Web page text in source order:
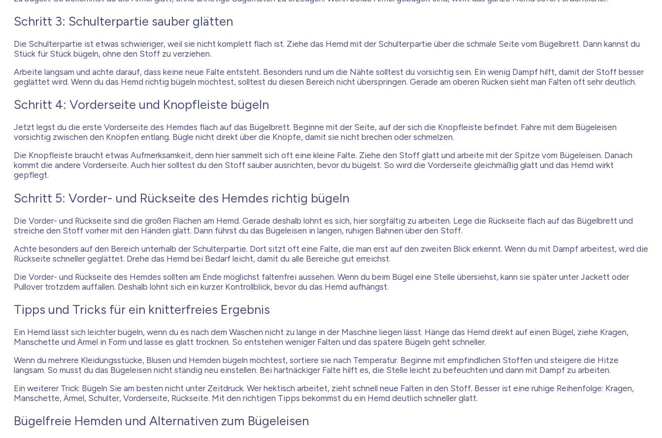
Schritt 3: Schulterpartie sauber glätten
Die Schulterpartie ist etwas schwieriger, weil sie nicht komplett flach ist. Ziehe das Hemd mit der Schulterpartie über die schmale Seite vom Bügelbrett. Dann kannst du
Stück für Stück bügeln, ohne den Stoff zu verziehen.
Arbeite langsam und achte darauf, dass keine neue Falte entsteht. Besonders rund um die Nähte solltest du vorsichtig sein. Ein wenig Dampf hilft, damit der Stoff besser
geglättet wird. Wenn du das Hemd richtig bügeln möchtest, solltest du diesen Bereich nicht überspringen. Gerade am oberen Rücken sieht man Falten oft sehr deutlich.
Schritt 4: Vorderseite und Knopfleiste bügeln
Jetzt legst du die erste Vorderseite des Hemdes flach auf das Bügelbrett. Beginne mit der Seite, auf der sich die Knopfleiste befindet. Fahre mit dem Bügeleisen
vorsichtig zwischen den Knöpfen entlang. Bügle nicht direkt über die Knöpfe, damit sie nicht brechen oder schmelzen.
Die Knopfleiste braucht etwas Aufmerksamkeit, denn hier sammelt sich oft eine kleine Falte. Ziehe den Stoff glatt und arbeite mit der Spitze vom Bügeleisen. Danach
kommt die andere Vorderseite. Auch hier solltest du den Stoff sauber ausrichten, bevor du bügelst. So wird die Vorderseite gleichmäßig glatt und das Hemd wirkt
gepflegt.
Schritt 5: Vorder- und Rückseite des Hemdes richtig bügeln
Die Vorder- und Rückseite sind die großen Flächen am Hemd. Gerade deshalb lohnt es sich, hier sorgfältig zu arbeiten. Lege die Rückseite flach auf das Bügelbrett und
streiche den Stoff vorher mit den Händen glatt. Dann führst du das Bügeleisen in langen, ruhigen Bahnen über den Stoff.
Achte besonders auf den Bereich unterhalb der Schulterpartie. Dort sitzt oft eine Falte, die man erst auf den zweiten Blick erkennt. Wenn du mit Dampf arbeitest, wird die
Rückseite schneller geglättet. Drehe das Hemd bei Bedarf leicht, damit du alle Bereiche gut erreichst.
Die Vorder- und Rückseite des Hemdes sollten am Ende möglichst faltenfrei aussehen. Wenn du beim Bügel eine Stelle übersiehst, kann sie später unter Jackett oder
Pullover trotzdem auffallen. Deshalb lohnt sich ein kurzer Kontrollblick, bevor du das Hemd aufhängst.
Tipps und Tricks für ein knitterfreies Ergebnis
Ein Hemd lässt sich leichter bügeln, wenn du es nach dem Waschen nicht zu lange in der Maschine liegen lässt. Hänge das Hemd direkt auf einen Bügel, ziehe Kragen,
Manschette und Ärmel in Form und lasse es glatt trocknen. So entstehen weniger Falten und das spätere Bügeln geht schneller.
Wenn du mehrere Kleidungsstücke, Blusen und Hemden bügeln möchtest, sortiere sie nach Temperatur. Beginne mit empfindlichen Stoffen und steigere die Hitze
langsam. So musst du das Bügeleisen nicht ständig neu einstellen. Bei hartnäckiger Falte hilft es, die Stelle leicht zu befeuchten und dann mit Dampf zu arbeiten.
Ein weiterer Trick: Bügeln Sie am besten nicht unter Zeitdruck. Wer hektisch arbeitet, zieht schnell neue Falten in den Stoff. Besser ist eine ruhige Reihenfolge: Kragen,
Manschette, Ärmel, Schulter, Vorderseite, Rückseite. Mit den richtigen Tipps bekommst du ein Hemd deutlich schneller glatt.
Bügelfreie Hemden und Alternativen zum Bügeleisen